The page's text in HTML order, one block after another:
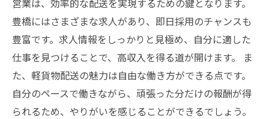
営業は、効率的な配送を実現するための鍵となります。
豊橋にはさまざまな求人があり、即日採用のチャンスも
豊富です。求人情報をしっかりと見極め、自分に適した
仕事を見つけることで、高収入を得る道が開けます。 ま
た、軽貨物配送の魅力は自由な働き方ができる点です。
自分のペースで働きながら、頑張った分だけの報酬が得
られるため、やりがいを感じることができるでしょう。